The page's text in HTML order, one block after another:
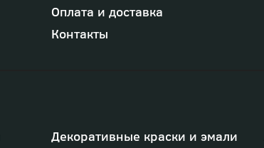
Оплата и доставка
Контакты
Декоративные краски и эмали